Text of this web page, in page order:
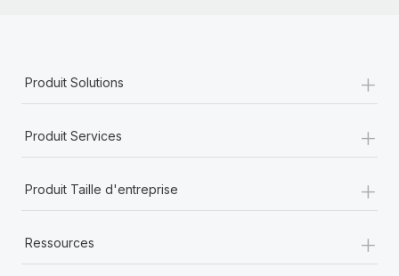
Produit Solutions +
Produit Services +
Produit Taille d'entreprise +
Ressources +